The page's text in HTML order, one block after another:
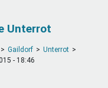
Unterrot
Gaildorf
Unterrot
- 18:46